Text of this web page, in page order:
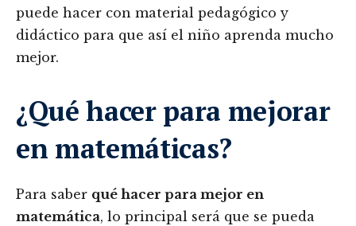
puede hacer con material pedagógico y
didáctico para que así el niño aprenda mucho
mejor.
¿Qué hacer para mejorar
en matemáticas?
Para saber qué hacer para mejor en
matemática, lo principal será que se pueda